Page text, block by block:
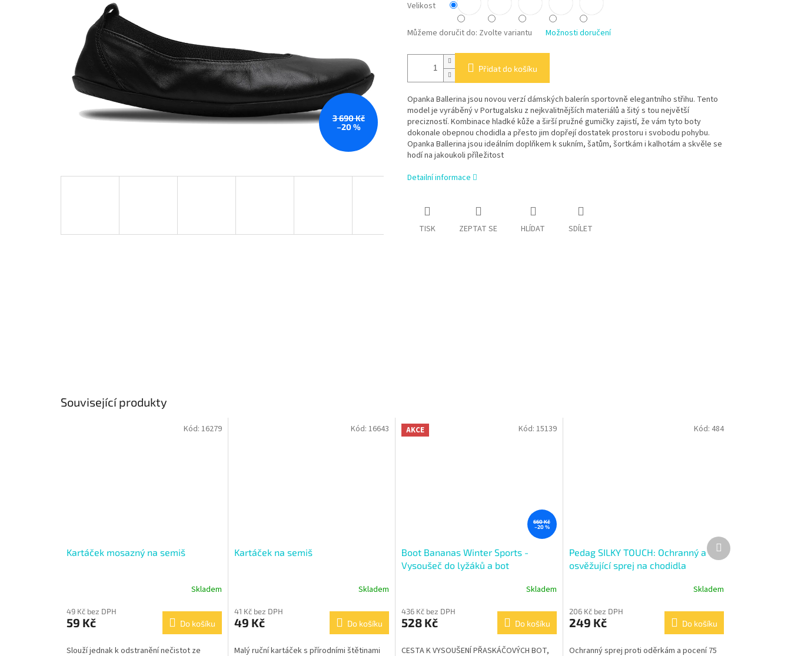
3 690 Kč
–20 %
Velikost
Můžeme doručit do: Zvolte variantu Možnosti doručení
Přidat do košíku
Opanka Ballerina jsou novou verzí dámských balerín sportovně elegantního střihu. Tento
model je vyráběný v Portugalsku z nejkvalitnějších materiálů a šitý s tou největší
precizností. Kombinace hladké kůže a širší pružné gumičky zajistí, že vám tyto boty
dokonale obepnou chodidla a přesto jim dopřejí dostatek prostoru i svobodu pohybu.
Opanka Ballerina jsou ideálním doplňkem k sukním, šatům, šortkám i kalhotám a skvěle se
hodí na jakoukoli příležitost
Detailní informace
TISK ZEPTAT SE HLÍDAT SDÍLET
Související produkty
Kartáček mosazný na semiš
Skladem
49 Kč bez DPH
59 Kč Do košíku
Slouží jednak k odstranění nečistot ze
Kód: 16279
Kartáček na semiš
Skladem
41 Kč bez DPH
49 Kč Do košíku
Malý ruční kartáček s přírodními štětinami
Kód: 16643 AKCE
660 Kč
–20 %
Boot Bananas Winter Sports -
Vysoušeč do lyžáků a bot
Skladem
436 Kč bez DPH
528 Kč Do košíku
CESTA K VYSOUŠENÍ PŘASKÁČOVÝCH BOT,
Kód: 15139
Pedag SILKY TOUCH: Ochranný a
osvěžující sprej na chodidla
Skladem
206 Kč bez DPH
249 Kč Do košíku
Ochranný sprej proti oděrkám a pocení 75
Kód: 484
Další
produkt